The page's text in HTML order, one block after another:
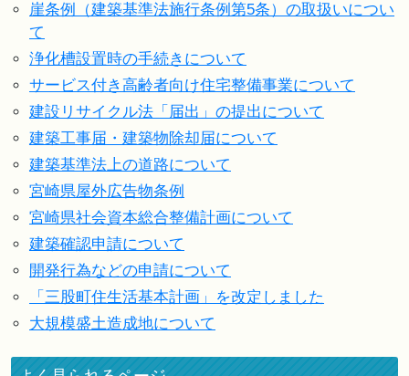
崖条例（建築基準法施行条例第5条）の取扱いについ
て
浄化槽設置時の手続きについて
サービス付き高齢者向け住宅整備事業について
建設リサイクル法「届出」の提出について
建築工事届・建築物除却届について
建築基準法上の道路について
宮崎県屋外広告物条例
宮崎県社会資本総合整備計画について
建築確認申請について
開発行為などの申請について
「三股町住生活基本計画」を改定しました
大規模盛土造成地について